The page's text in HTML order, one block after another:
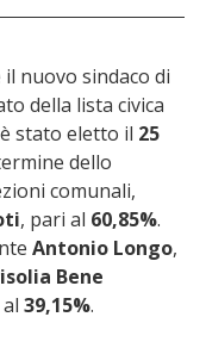
nuovo sindaco di
della lista civica
è stato eletto il 25
dello
comunali,
, pari al 60,85%.
Antonio Longo,
Bene
39,15%.